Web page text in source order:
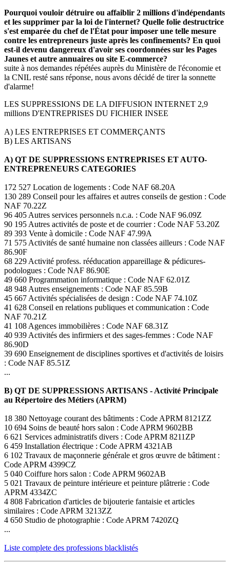
Pourquoi vouloir détruire ou affaiblir 2 millions d'indépendants
et les supprimer par la loi de l'internet? Quelle folie destructrice
s'est emparée du chef de l'État pour imposer une telle mesure
contre les entrepreneurs juste après les confinements? En quoi
est-il devenu dangereux d'avoir ses coordonnées sur les Pages
Jaunes et autre annuaires ou site E-commerce?
suite à nos demandes répétées auprès du Ministère de l'économie et
la CNIL resté sans réponse, nous avons décidé de tirer la sonnette
d'alarme!
LES SUPPRESSIONS DE LA DIFFUSION INTERNET 2,9
millions D'ENTREPRISES DU FICHIER INSEE
A) LES ENTREPRISES ET COMMERÇANTS
B) LES ARTISANS
A) QT DE SUPPRESSIONS ENTREPRISES ET AUTO-
ENTREPRENEURS CATEGORIES
172 527 Location de logements : Code NAF 68.20A
130 289 Conseil pour les affaires et autres conseils de gestion : Code
NAF 70.22Z
96 405 Autres services personnels n.c.a. : Code NAF 96.09Z
90 195 Autres activités de poste et de courrier : Code NAF 53.20Z
89 393 Vente à domicile : Code NAF 47.99A
71 575 Activités de santé humaine non classées ailleurs : Code NAF
86.90F
68 229 Activité profess. rééducation appareillage & pédicures-
podologues : Code NAF 86.90E
49 660 Programmation informatique : Code NAF 62.01Z
48 948 Autres enseignements : Code NAF 85.59B
45 667 Activités spécialisées de design : Code NAF 74.10Z
41 628 Conseil en relations publiques et communication : Code
NAF 70.21Z
41 108 Agences immobilières : Code NAF 68.31Z
40 939 Activités des infirmiers et des sages-femmes : Code NAF
86.90D
39 690 Enseignement de disciplines sportives et d'activités de loisirs
: Code NAF 85.51Z
...
B) QT DE SUPPRESSIONS ARTISANS - Activité Principale
au Répertoire des Métiers (APRM)
18 380 Nettoyage courant des bâtiments : Code APRM 8121ZZ
10 694 Soins de beauté hors salon : Code APRM 9602BB
6 621 Services administratifs divers : Code APRM 8211ZP
6 459 Installation électrique : Code APRM 4321AB
6 102 Travaux de maçonnerie générale et gros œuvre de bâtiment :
Code APRM 4399CZ
5 040 Coiffure hors salon : Code APRM 9602AB
5 021 Travaux de peinture intérieure et peinture plâtrerie : Code
APRM 4334ZC
4 808 Fabrication d'articles de bijouterie fantaisie et articles
similaires : Code APRM 3213ZZ
4 650 Studio de photographie : Code APRM 7420ZQ
...
Liste complete des professions blacklistés